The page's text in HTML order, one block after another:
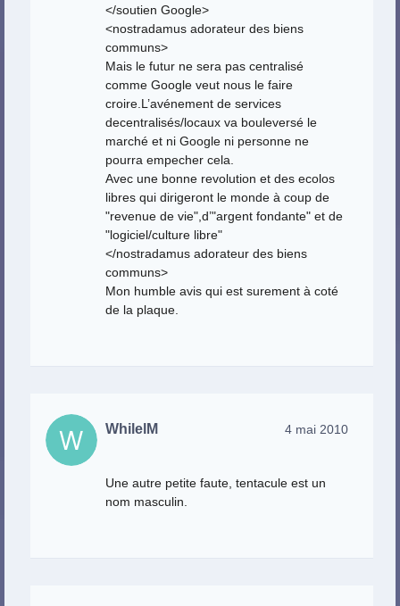
</soutien Google>
<nostradamus adorateur des biens
communs>
Mais le futur ne sera pas centralisé
comme Google veut nous le faire
croire.L’avénement de services
decentralisés/locaux va bouleversé le
marché et ni Google ni personne ne
pourra empecher cela.
Avec une bonne revolution et des ecolos
libres qui dirigeront le monde à coup de
"revenue de vie",d’"argent fondante" et de
"logiciel/culture libre"
</nostradamus adorateur des biens
communs>
Mon humble avis qui est surement à coté
de la plaque.
WhilelM 4 mai 2010
Une autre petite faute, tentacule est un
nom masculin.